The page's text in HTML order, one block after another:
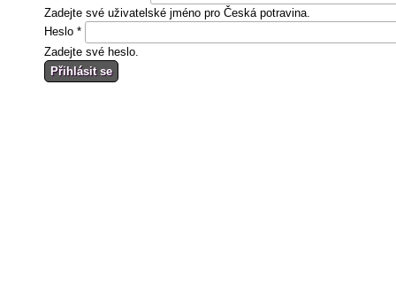
Zadejte své uživatelské jméno pro Česká potravina.
Heslo *
Zadejte své heslo.